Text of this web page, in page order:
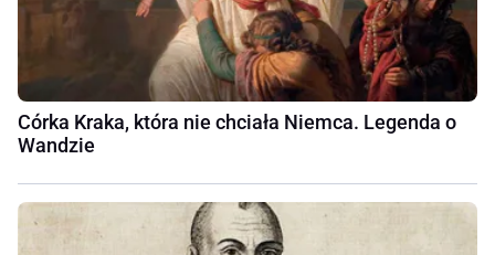
Córka Kraka, która nie chciała Niemca. Legenda o
Wandzie